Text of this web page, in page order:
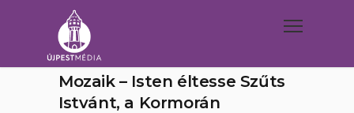
Mozaik – Isten éltesse Szűts
Istvánt, a Kormorán